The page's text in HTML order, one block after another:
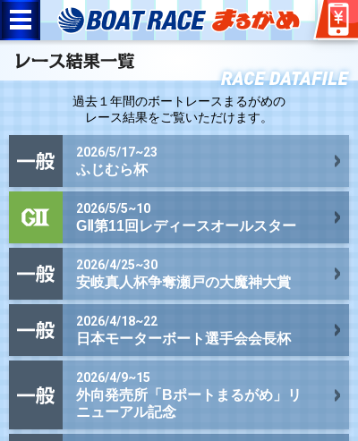
過去１年間のボートレースまるがめの
レース結果をご覧いただけます。
2026/5/17~23
ふじむら杯
2026/5/5~10
GⅡ第11回レディースオールスター
2026/4/25~30
安岐真人杯争奪瀬戸の大魔神大賞
2026/4/18~22
日本モーターボート選手会会長杯
2026/4/9~15
外向発売所「Bポートまるがめ」リ
ニューアル記念